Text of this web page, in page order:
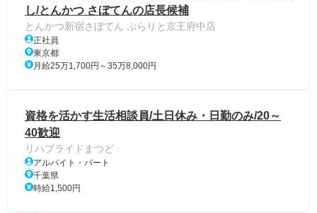
し/とんかつ さぼてんの店長候補
とんかつ新宿さぼてん ぷらりと京王府中店
正社員
東京都
月給25万1,700円～35万8,000円
資格を活かす生活相談員/土日休み・日勤のみ/20～
40歓迎
リハプライドまつど
アルバイト・パート
千葉県
時給1,500円